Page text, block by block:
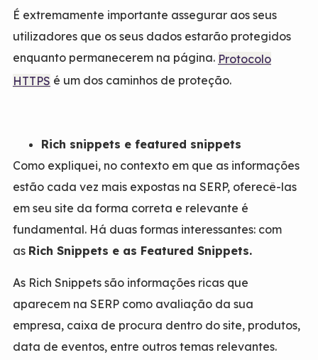
É extremamente importante assegurar aos seus
utilizadores que os seus dados estarão protegidos
enquanto permanecerem na página. Protocolo
HTTPS é um dos caminhos de proteção.
Rich snippets e featured snippets
Como expliquei, no contexto em que as informações
estão cada vez mais expostas na SERP, oferecê-las
em seu site da forma correta e relevante é
fundamental. Há duas formas interessantes: com
as Rich Snippets e as Featured Snippets.
As Rich Snippets são informações ricas que
aparecem na SERP como avaliação da sua
empresa, caixa de procura dentro do site, produtos,
data de eventos, entre outros temas relevantes.